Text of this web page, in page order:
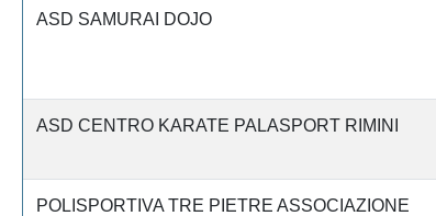
ASD SAMURAI DOJO
ASD CENTRO KARATE PALASPORT RIMINI
POLISPORTIVA TRE PIETRE ASSOCIAZIONE